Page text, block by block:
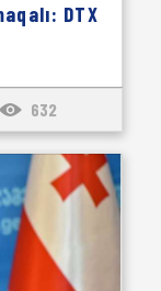
DTX
632